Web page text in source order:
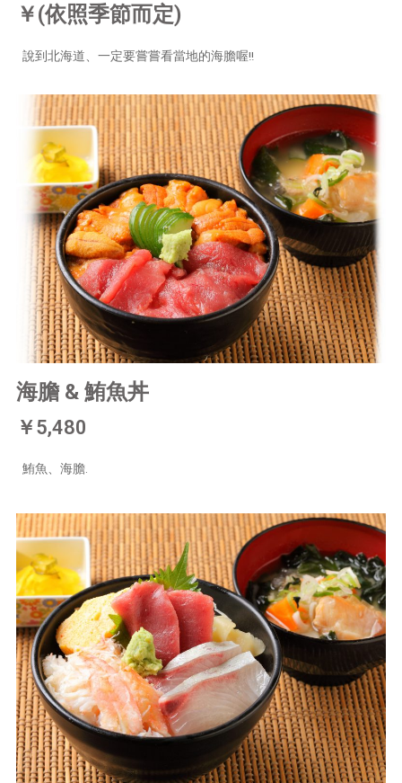
￥(依照季節而定)
說到北海道、一定要嘗嘗看當地的海膽喔!!
海膽 & 鮪魚丼
￥5,480
鮪魚、海膽.